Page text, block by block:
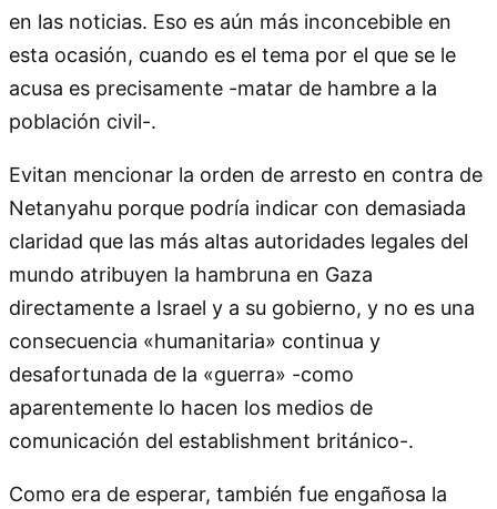
en las noticias. Eso es aún más inconcebible en
esta ocasión, cuando es el tema por el que se le
acusa es precisamente -matar de hambre a la
población civil-.
Evitan mencionar la orden de arresto en contra de
Netanyahu porque podría indicar con demasiada
claridad que las más altas autoridades legales del
mundo atribuyen la hambruna en Gaza
directamente a Israel y a su gobierno, y no es una
consecuencia «humanitaria» continua y
desafortunada de la «guerra» -como
aparentemente lo hacen los medios de
comunicación del establishment británico-.
Como era de esperar, también fue engañosa la